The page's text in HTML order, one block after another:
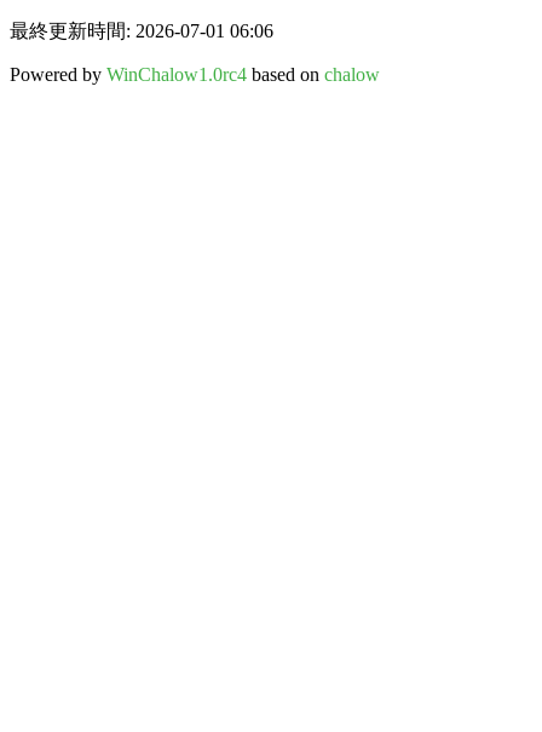
最終更新時間: 2026-07-01 06:06
Powered by WinChalow1.0rc4 based on chalow